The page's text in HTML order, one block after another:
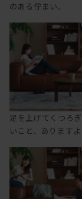
のある佇まい。
足を上げてくつろ
いこと、ありますよ